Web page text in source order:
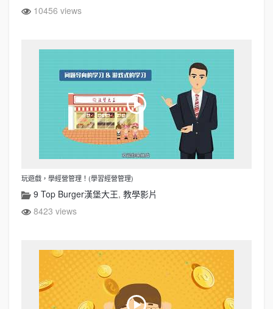
10456 views
玩遊戲，學經營管理！(學習經營管理)
9 Top Burger漢堡大王, 教學影片
8423 views